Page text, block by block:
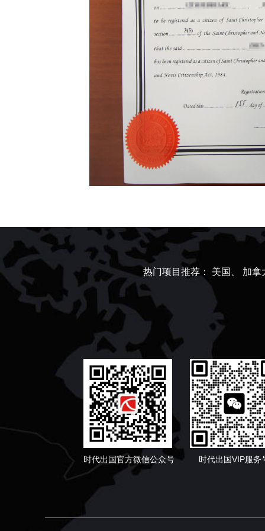
热门项目推荐： 美国、 加拿
时代出国官方微信公众号 时代出国VIP服务